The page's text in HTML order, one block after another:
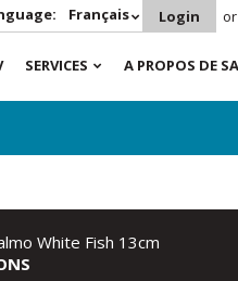
Français Login or
SERVICES A PROPOS DE
White Fish 13cm